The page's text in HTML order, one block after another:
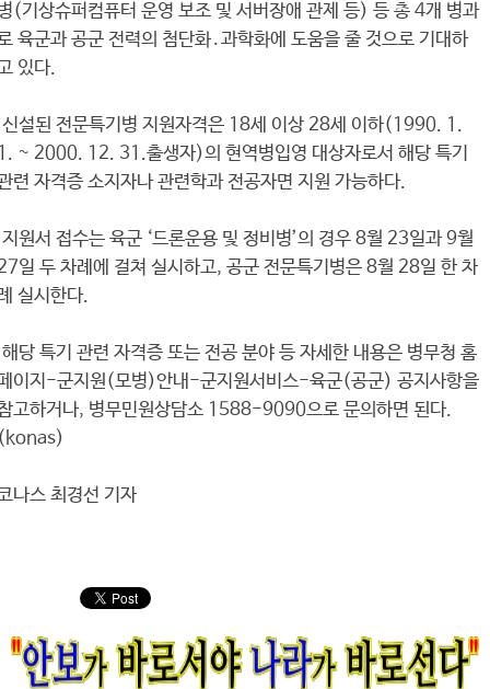
(기상슈퍼컴퓨터 운영 보조 및 서버장애 관제 등) 등 총 4개 병과
육군과 공군 전력의 첨단화․과학화에 도움을 줄 것으로 기대하
있다.
설된 전문특기병 지원자격은 18세 이상 28세 이하(1990. 1.
~ 2000. 12. 31.출생자)의 현역병입영 대상자로서 해당 특기
련 자격증 소지자나 관련학과 전공자면 지원 가능하다.
원서 접수는 육군 ‘드론운용 및 정비병’의 경우 8월 23일과 9월
일 두 차례에 걸쳐 실시하고, 공군 전문특기병은 8월 28일 한 차
실시한다.
당 특기 관련 자격증 또는 전공 분야 등 자세한 내용은 병무청 홈
이지-군지원(모병)안내-군지원서비스-육군(공군) 공지사항을
고하거나, 병무민원상담소 1588-9090으로 문의하면 된다.
나스 최경선 기자